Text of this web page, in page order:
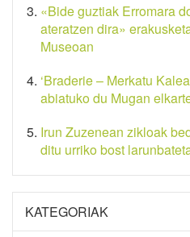
«Bide guztiak Erromara
ateratzen dira»
Museoan
‘Braderie – Merkatu
abiatuko du Mugan
Irun Zuzenean zikloak
ditu urriko bost
KATEGORIAK